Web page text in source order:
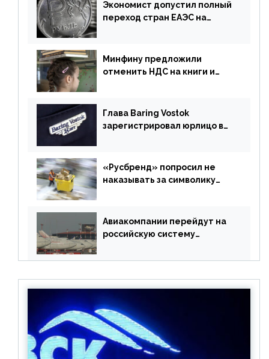
Экономист допустил полный
переход стран ЕАЭС на
Минфину предложили
отменить НДС на книги и
Глава Baring Vostok
зарегистрировал юрлицо в
«Русбренд» попросил не
наказывать за символику
Авиакомпании перейдут на
российскую систему